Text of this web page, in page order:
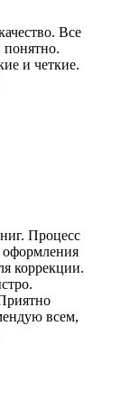
Все
и четкие.
Процесс
коррекции.
всем,